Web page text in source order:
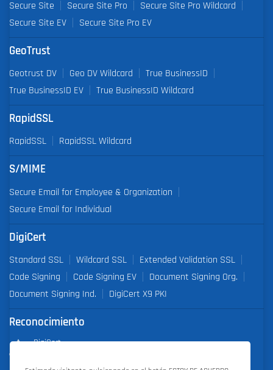
Secure Site Secure Site Pro
Secure Site Pro Wildcard
Secure Site EV
Secure Site Pro EV
GeoTrust
Geotrust DV Geo DV Wildcard
True BusinessID
True BusinessID EV
True BusinessID Wildcard
RapidSSL
RapidSSL RapidSSL Wildcard
S/MIME
Secure Email for Employee & Organization
Secure Email for Individual
DigiCert
Standard SSL Wildcard SSL
Extended Validation SSL
Code Signing
Code Signing EV
Document Signing Org.
Document Signing Ind.
DigiCert X9 PKI
Reconocimiento
DigiCert